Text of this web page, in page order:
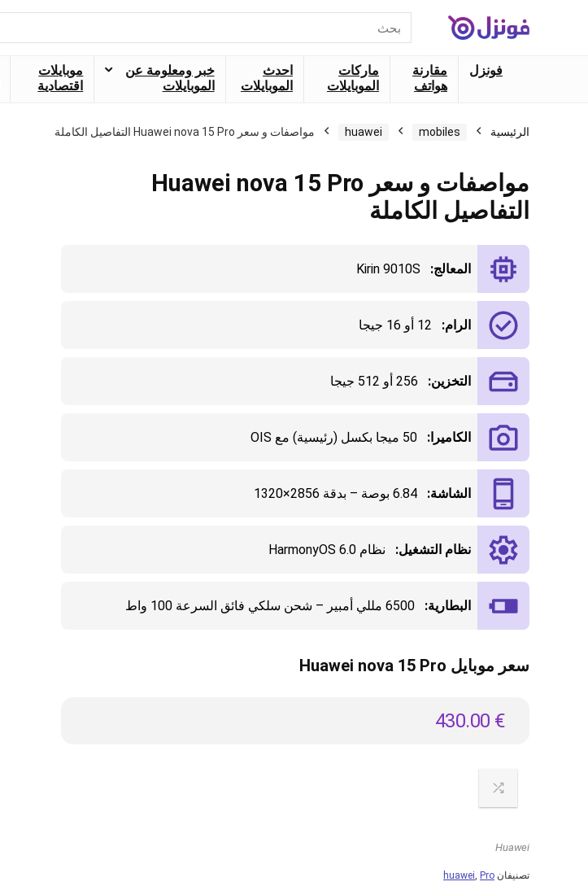
عن:
فونزل
مقارنة
هواتف
ماركات
الموبايلات
احدث
الموبايلات
خبر ومعلومة عن
الموبايلات
موبايلات
اقتصادية
الرئيسية mobiles
huawei مواصفات و سعر Huawei nova 15 Pro التفاصيل الكاملة
مواصفات و سعر Huawei nova 15 Pro
التفاصيل الكاملة
المعالج: Kirin 9010S
الرام: 12 أو 16 جيجا
التخزين: 256 أو 512 جيجا
الكاميرا: 50 ميجا بكسل (رئيسية) مع OIS
الشاشة: 6.84 بوصة – بدقة 2856×1320
نظام التشغيل: نظام HarmonyOS 6.0
البطارية: 6500 مللي أمبير – شحن سلكي فائق السرعة 100 واط
سعر موبايل Huawei nova 15 Pro
€
430.00
Huawei
تصنيفان huawei, Pro